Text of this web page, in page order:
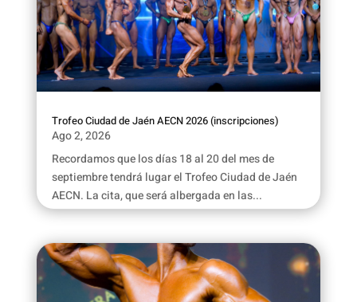
Trofeo Ciudad de Jaén AECN 2026 (inscripciones)
Ago 2, 2026
Recordamos que los días 18 al 20 del mes de
septiembre tendrá lugar el Trofeo Ciudad de Jaén
AECN. La cita, que será albergada en las...